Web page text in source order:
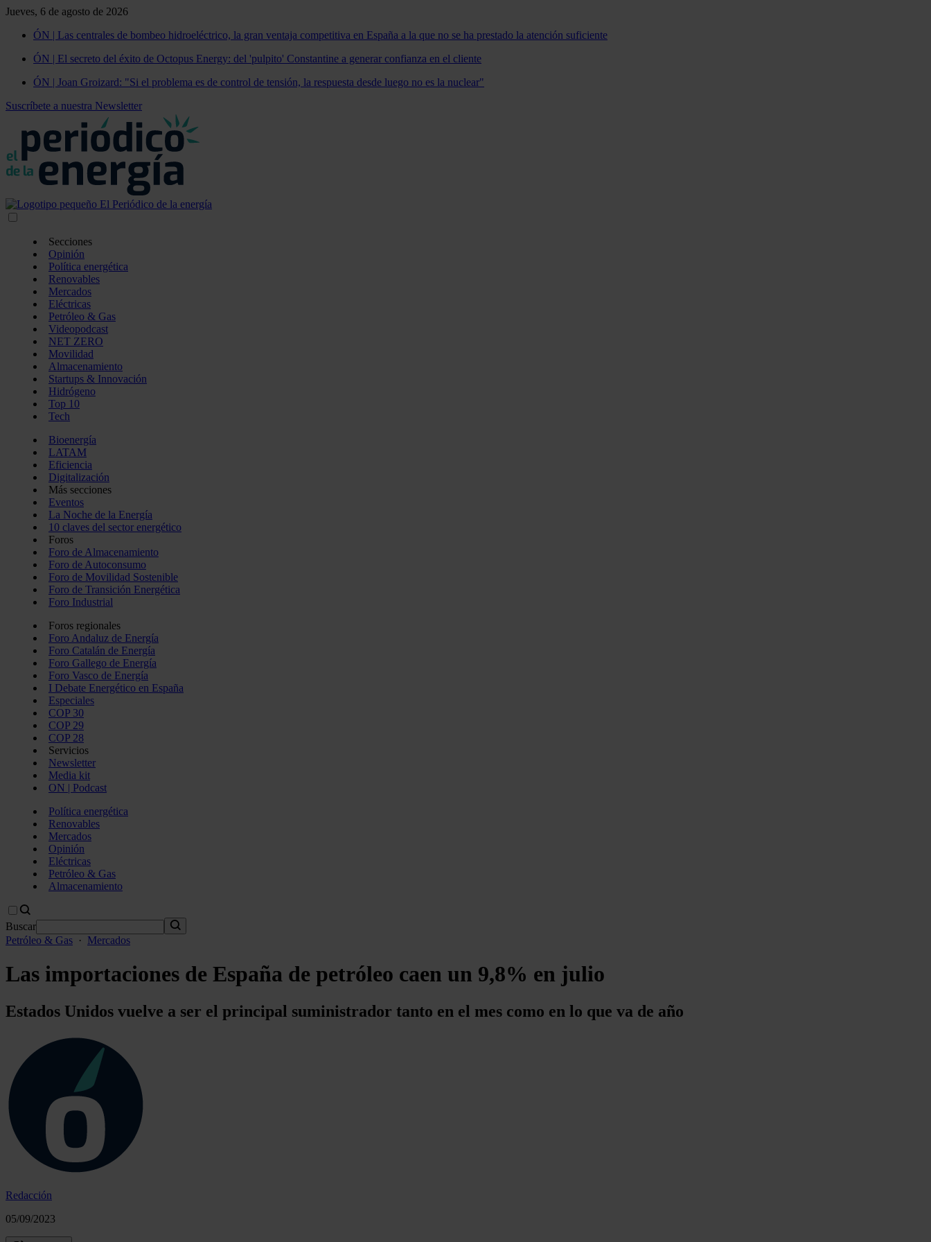
Jueves, 6 de agosto de 2026
ÓN | Las centrales de bombeo hidroeléctrico, la gran ventaja competitiva en España a la que no se ha prestado la atención suficiente
ÓN | El secreto del éxito de Octopus Energy: del 'pulpito' Constantine a generar confianza en el cliente
ÓN | Joan Groizard: "Si el problema es de control de tensión, la respuesta desde luego no es la nuclear"
Suscríbete a nuestra Newsletter
Secciones
Opinión
Política energética
Renovables
Mercados
Eléctricas
Petróleo & Gas
Videopodcast
NET ZERO
Movilidad
Almacenamiento
Startups & Innovación
Hidrógeno
Top 10
Tech
Bioenergía
LATAM
Eficiencia
Digitalización
Más secciones
Eventos
La Noche de la Energía
10 claves del sector energético
Foros
Foro de Almacenamiento
Foro de Autoconsumo
Foro de Movilidad Sostenible
Foro de Transición Energética
Foro Industrial
Foros regionales
Foro Andaluz de Energía
Foro Catalán de Energía
Foro Gallego de Energía
Foro Vasco de Energía
I Debate Energético en España
Especiales
COP 30
COP 29
COP 28
Servicios
Newsletter
Media kit
ON | Podcast
Política energética
Renovables
Mercados
Opinión
Eléctricas
Petróleo & Gas
Almacenamiento
Buscar
Petróleo & Gas · Mercados
Las importaciones de España de petróleo caen un 9,8% en julio
Estados Unidos vuelve a ser el principal suministrador tanto en el mes como en lo que va de año
Redacción
05/09/2023